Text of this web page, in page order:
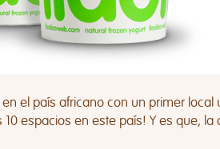
el país africano con un primer
espacios en este país! Y es que,